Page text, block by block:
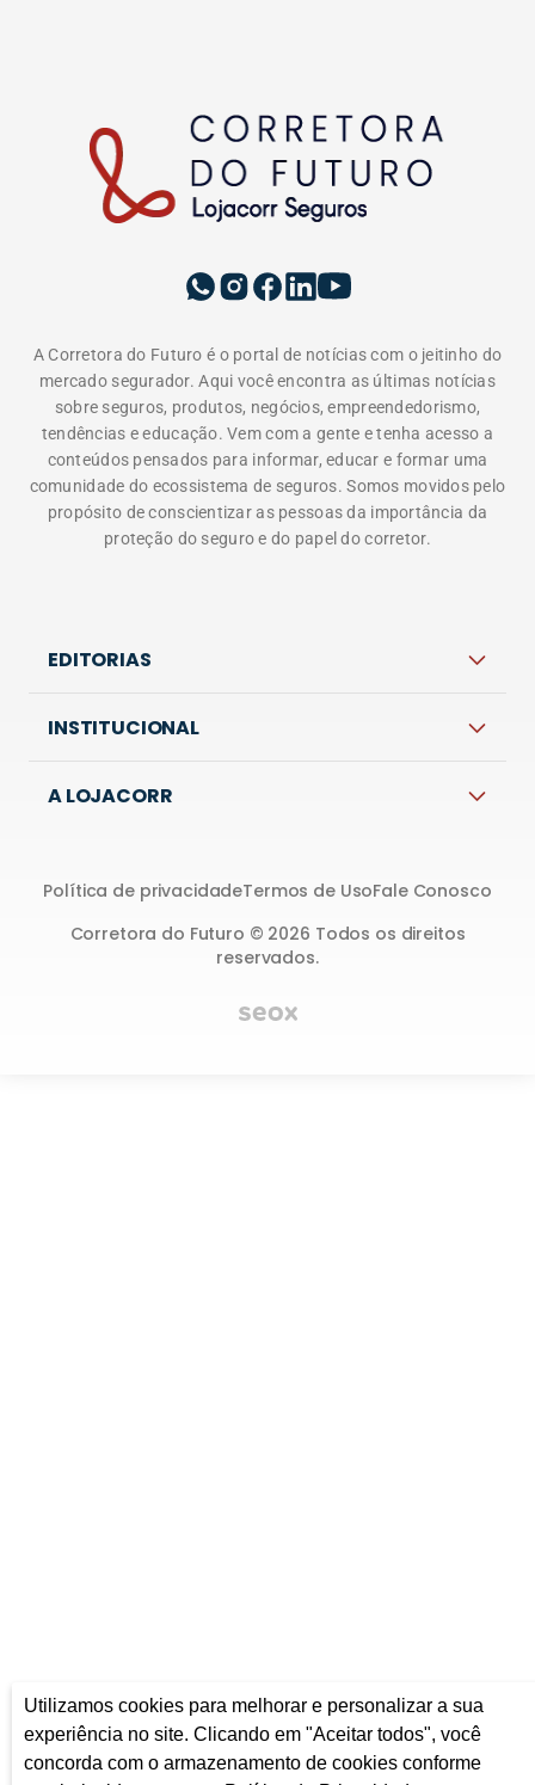
A Corretora do Futuro é o portal de notícias com o jeitinho do
mercado segurador. Aqui você encontra as últimas notícias
sobre seguros, produtos, negócios, empreendedorismo,
tendências e educação. Vem com a gente e tenha acesso a
conteúdos pensados para informar, educar e formar uma
comunidade do ecossistema de seguros. Somos movidos pelo
propósito de conscientizar as pessoas da importância da
proteção do seguro e do papel do corretor.
EDITORIAS
INSTITUCIONAL
A LOJACORR
Corretora do Futuro © 2026 Todos os direitos
reservados.
Política de privacidadeTermos de UsoFale Conosco
Utilizamos cookies para melhorar e personalizar a sua
experiência no site. Clicando em "Aceitar todos", você
concorda com o armazenamento de cookies conforme